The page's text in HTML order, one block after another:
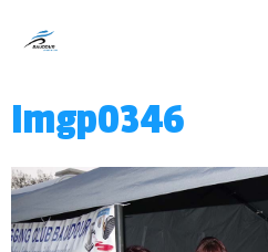
Imgp0346